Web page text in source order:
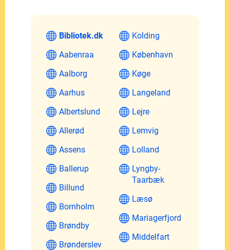
Bibliotek.dk
Aabenraa
Aalborg
Aarhus
Albertslund
Allerød
Assens
Ballerup
Billund
Bornholm
Brøndby
Brønderslev
Kolding
København
Køge
Langeland
Lejre
Lemvig
Lolland
Lyngby-
Taarbæk
Læsø
Mariagerfjord
Middelfart